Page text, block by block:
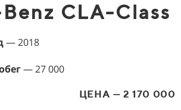
CLA-Class
— 2018
— 27 000
ЦЕНА — 2 170 000